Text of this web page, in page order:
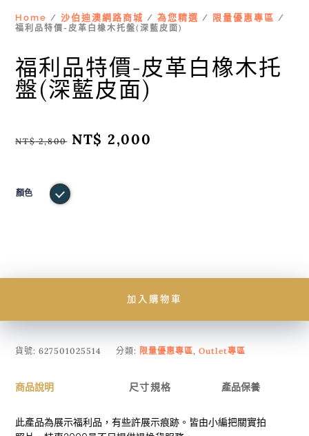
Home /沙伯迪澳網路商城 /為您精選 / 限量優惠專區 /
福利品特價-皮革白橡木托盤(深藍皮面)
福利品特價-皮革白橡木托
盤(深藍皮面)
NT$2,800 原
NT$ 2,800。
NT$ 2,000
顏色
加入購物車
貨號:627501025514 分類: 限量優惠專區,Outlet專區
商品說明 尺寸規格 產品保養
此產品為展示福利品，有些許展示痕跡。皆由小編把關實拍